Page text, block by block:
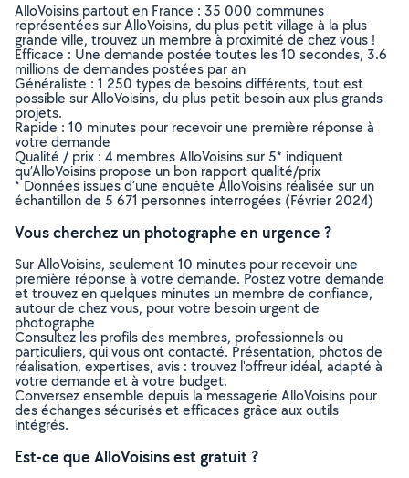
AlloVoisins partout en France : 35 000 communes
représentées sur AlloVoisins, du plus petit village à la plus
grande ville, trouvez un membre à proximité de chez vous !
Efficace : Une demande postée toutes les 10 secondes, 3.6
millions de demandes postées par an
Généraliste : 1 250 types de besoins différents, tout est
possible sur AlloVoisins, du plus petit besoin aux plus grands
projets.
Rapide : 10 minutes pour recevoir une première réponse à
votre demande
Qualité / prix : 4 membres AlloVoisins sur 5* indiquent
qu’AlloVoisins propose un bon rapport qualité/prix
* Données issues d’une enquête AlloVoisins réalisée sur un
échantillon de 5 671 personnes interrogées (Février 2024)
Vous cherchez un photographe en urgence ?
Sur AlloVoisins, seulement 10 minutes pour recevoir une
première réponse à votre demande. Postez votre demande
et trouvez en quelques minutes un membre de confiance,
autour de chez vous, pour votre besoin urgent de
photographe
Consultez les profils des membres, professionnels ou
particuliers, qui vous ont contacté. Présentation, photos de
réalisation, expertises, avis : trouvez l'offreur idéal, adapté à
votre demande et à votre budget.
Conversez ensemble depuis la messagerie AlloVoisins pour
des échanges sécurisés et efficaces grâce aux outils
intégrés.
Est-ce que AlloVoisins est gratuit ?